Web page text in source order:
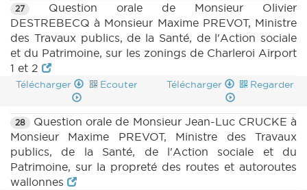
27
Question orale de Monsieur Olivier
DESTREBECQ à Monsieur Maxime PREVOT, Ministre
des Travaux publics, de la Santé, de l'Action sociale
et du Patrimoine, sur les zonings de Charleroi Airport
1 et 2
Télécharger Ecouter Télécharger Regarder
28
Question orale de Monsieur Jean-Luc CRUCKE à
Monsieur Maxime PREVOT, Ministre des Travaux
publics, de la Santé, de l'Action sociale et du
Patrimoine, sur la propreté des routes et autoroutes
wallonnes